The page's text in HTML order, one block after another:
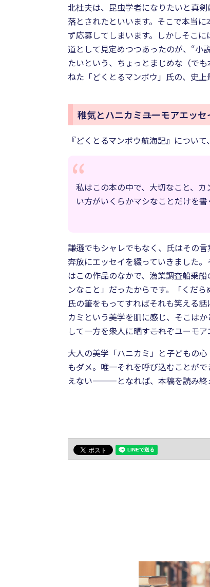
北杜夫は、昆虫学者になりたいと真
落とされたといいます。そこで本当
ず応募してしまいます。しかしそこ
道として見定めつつあったのが、“小
たいという、ちょっとまじめな（で
ねた「どくとるマンボウ」氏の、史
稚気とハニカミ――ユーモアエッ
『どくとるマンボウ航海記』につい
私はこの本の中で、大切なこと、
い方がいくらかマシなことだけを書
謙遜でもシャレでもなく、氏はその
奔放にエッセイを綴っていきました
はこの作品のなかで、漁業調査船乗
ンなこと」だったからです。「くだ
氏の筆をもってすればそれも笑える
カミという美学を肌に感じ、そこは
して一方を衆人に晒す――これぞユーモ
大人の美学「ハニカミ」と子どもの
もダメ。唯一それを呼び込むことが
えない―――となれば、本稿を読み終